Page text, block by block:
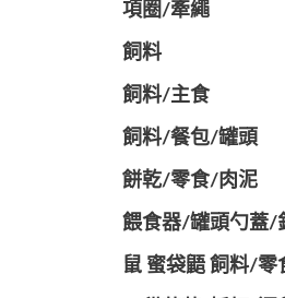
項圈/牽繩
飼料
飼料/主食
飼料/餐包/罐頭
餅乾/零食/肉泥
餵食器/罐頭勺蓋/
鼠 蜜袋鼯 飼料/零